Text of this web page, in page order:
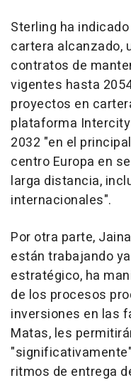
Sterling ha
cartera alcanzado,
contratos de
vigentes hasta
proyectos en
plataforma
2032 "en el
centro Europa en
larga distancia,
internacionales".
Por otra parte,
están trabajando
estratégico, ha
de los procesos
inversiones en las
Matas, les
ritmos de entrega